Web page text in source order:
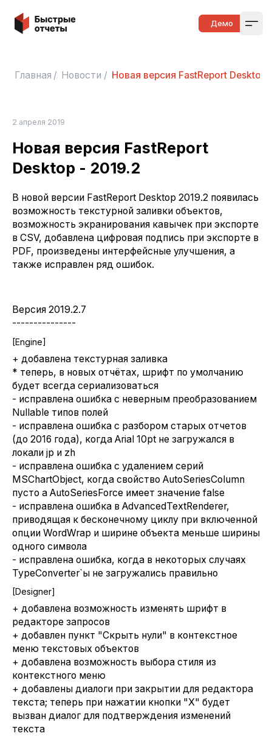
Быстрые отчеты Демо
Главная / Новости / Новая версия FastReport Desktop
2 апреля 2019
Новая версия FastReport
Desktop - 2019.2
В новой версии FastReport Desktop 2019.2 появилась
возможность текстурной заливки объектов,
возможность экранирования кавычек при экспорте
в CSV, добавлена цифровая подпись при экспорте в
PDF, произведены интерфейсные улучшения, а
также исправлен ряд ошибок.
Версия 2019.2.7
---------------
[Engine]
+ добавлена текстурная заливка
* теперь, в новых отчётах, шрифт по умолчанию
будет всегда сериализоваться
- исправлена ошибка с неверным преобразованием
Nullable типов полей
- исправлена ошибка с разбором старых отчетов
(до 2016 года), когда Arial 10pt не загружался в
локали jp и zh
- исправлена ошибка с удалением серий
MSChartObject, когда свойство AutoSeriesColumn
пусто а AutoSeriesForce имеет значение false
- исправлена ошибка в AdvancedTextRenderer,
приводящая к бесконечному циклу при включенной
опции WordWrap и ширине объекта меньше ширины
одного символа
- исправлена ошибка, когда в некоторых случаях
TypeConverter`ы не загружались правильно
[Designer]
+ добавлена возможность изменять шрифт в
редакторе запросов
+ добавлен пункт "Скрыть нули" в контекстное
меню текстовых объектов
+ добавлена возможность выбора стиля из
контекстного меню
+ добавлены диалоги при закрытии для редактора
текста; теперь при нажатии кнопки "Х" будет
вызван диалог для подтверждения изменений
текста